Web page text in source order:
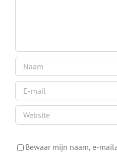
Bewaar mijn naam, e-